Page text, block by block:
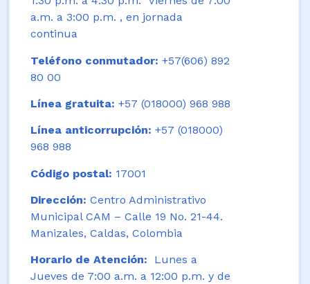
a.m. a 3:00 p.m. , en jornada
continua
Teléfono conmutador: +57(606) 892
80 00
Línea gratuita: +57 (018000) 968 988
Línea anticorrupción: +57 (018000)
968 988
Código postal: 17001
Dirección: Centro Administrativo
Municipal CAM – Calle 19 No. 21-44.
Manizales, Caldas, Colombia
Horario de Atención: Lunes a
Jueves de 7:00 a.m. a 12:00 p.m. y de